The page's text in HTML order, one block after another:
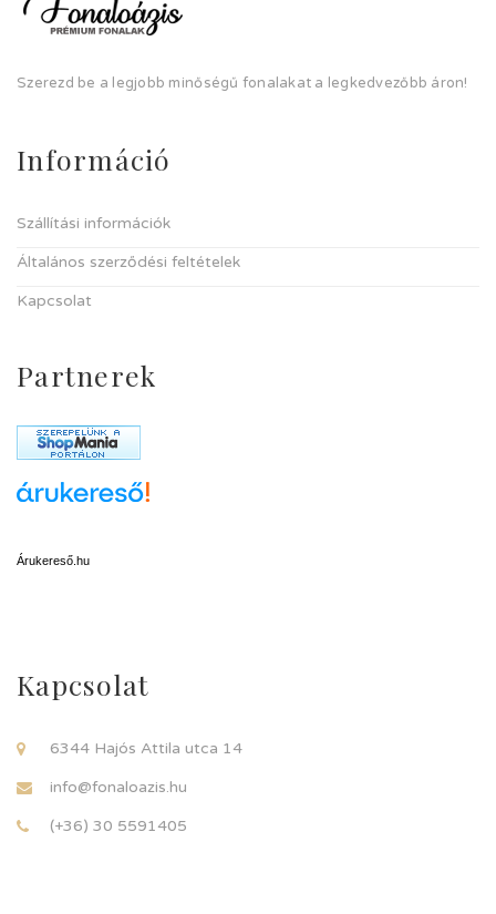
Szerezd be a legjobb minőségű fonalakat a legkedvezőbb áron!
Információ
Szállítási információk
Általános szerződési feltételek
Kapcsolat
Partnerek
Árukereső.hu
Kapcsolat
6344 Hajós Attila utca 14
info@fonaloazis.hu
(+36) 30 5591405